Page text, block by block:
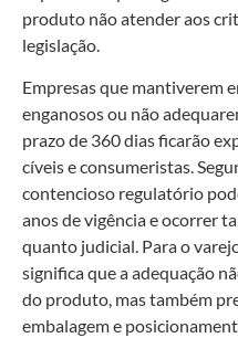
produto não atender aos
legislação.
Empresas que mantiverem
enganosos ou não
prazo de 360 dias ficarão
cíveis e consumeristas.
contencioso regulatório
anos de vigência e ocorrer
quanto judicial. Para o
significa que a adequação
do produto, mas também
embalagem e